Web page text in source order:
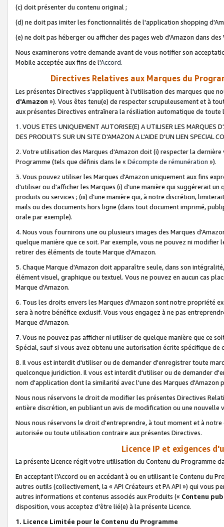
(c) doit présenter du contenu original ;
(d) ne doit pas imiter les fonctionnalités de l'application shopping
(e) ne doit pas héberger ou afficher des pages web d'Amazon dans
Nous examinerons votre demande avant de vous notifier son
Mobile acceptée aux fins de l'Accord.
Directives Relatives aux Marques du
Les présentes Directives s'appliquent à l'utilisation des marques que
d'Amazon »). Vous êtes tenu(e) de respecter scrupuleusement et à
aux présentes Directives entraînera la résiliation automatique de
1. VOUS ETES UNIQUEMENT AUTORISE(E) A UTILISER LES MARQUES
DES PRODUITS SUR UN SITE D'AMAZON A L'AIDE D'UN LIEN SPECIAL
2. Votre utilisation des Marques d'Amazon doit (i) respecter la
Programme (tels que définis dans le « Décompte de rémunération »).
3. Vous pouvez utiliser les Marques d'Amazon uniquement aux fins
d'utiliser ou d'afficher les Marques (i) d’une manière qui suggérerait
produits ou services ; (iii) d’une manière qui, à notre discrétion,
mails ou des documents hors ligne (dans tout document imprimé,
orale par exemple).
4. Nous vous fournirons une ou plusieurs images des Marques
quelque manière que ce soit. Par exemple, vous ne pouvez ni
retirer des éléments de toute Marque d'Amazon.
5. Chaque Marque d'Amazon doit apparaître seule, dans son
élément visuel, graphique ou textuel. Vous ne pouvez en aucun cas
Marque d'Amazon.
6. Tous les droits envers les Marques d'Amazon sont notre propriété
sera à notre bénéfice exclusif. Vous vous engagez à ne pas
Marque d'Amazon.
7. Vous ne pouvez pas afficher ni utiliser de quelque manière que ce
Spécial, sauf si vous avez obtenu une autorisation écrite spécifique de
8. Il vous est interdit d'utiliser ou de demander d'enregistrer toute
quelconque juridiction. Il vous est interdit d'utiliser ou de demander
nom d'application dont la similarité avec l'une des Marques
Nous nous réservons le droit de modifier les présentes Directives
entière discrétion, en publiant un avis de modification ou une nouvelle
Nous nous réservons le droit d'entreprendre, à tout moment et à
autorisée ou toute utilisation contraire aux présentes Directives.
Licence IP et exigences
La présente Licence régit votre utilisation du Contenu du Programme
En acceptant l'Accord ou en accédant à ou en utilisant le Contenu du
autres outils (collectivement, la « API Créateurs et PA API ») qui vous
autres informations et contenus associés aux Produits (« Contenu
disposition, vous acceptez d'être lié(e) à la présente Licence.
1. Licence Limitée pour le Contenu du Programme